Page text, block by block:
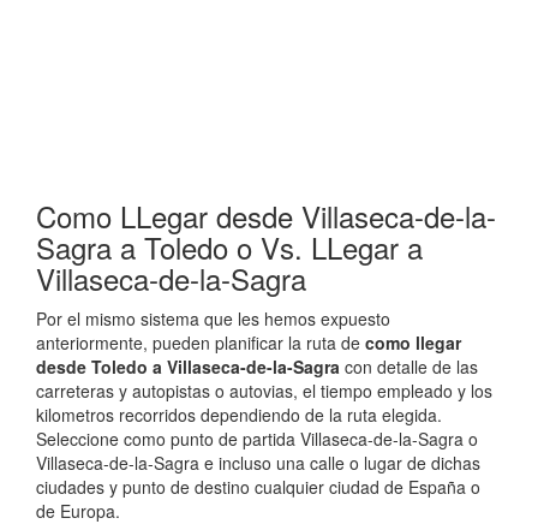
Como LLegar desde Villaseca-de-la-
Sagra a Toledo o Vs. LLegar a
Villaseca-de-la-Sagra
Por el mismo sistema que les hemos expuesto
anteriormente, pueden planificar la ruta de como llegar
desde Toledo a Villaseca-de-la-Sagra con detalle de las
carreteras y autopistas o autovias, el tiempo empleado y los
kilometros recorridos dependiendo de la ruta elegida.
Seleccione como punto de partida Villaseca-de-la-Sagra o
Villaseca-de-la-Sagra e incluso una calle o lugar de dichas
ciudades y punto de destino cualquier ciudad de España o
de Europa.